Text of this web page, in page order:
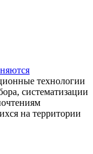
технологии
систематизации
на территории